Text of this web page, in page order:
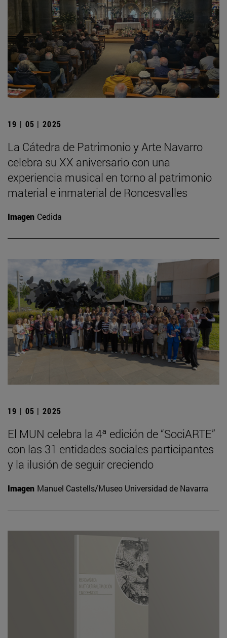
19 | 05 | 2025
La Cátedra de Patrimonio y Arte Navarro
celebra su XX aniversario con una
experiencia musical en torno al patrimonio
material e inmaterial de Roncesvalles
Imagen Cedida
19 | 05 | 2025
El MUN celebra la 4ª edición de “SociARTE”
con las 31 entidades sociales participantes
y la ilusión de seguir creciendo
Imagen Manuel Castells/Museo Universidad de Navarra